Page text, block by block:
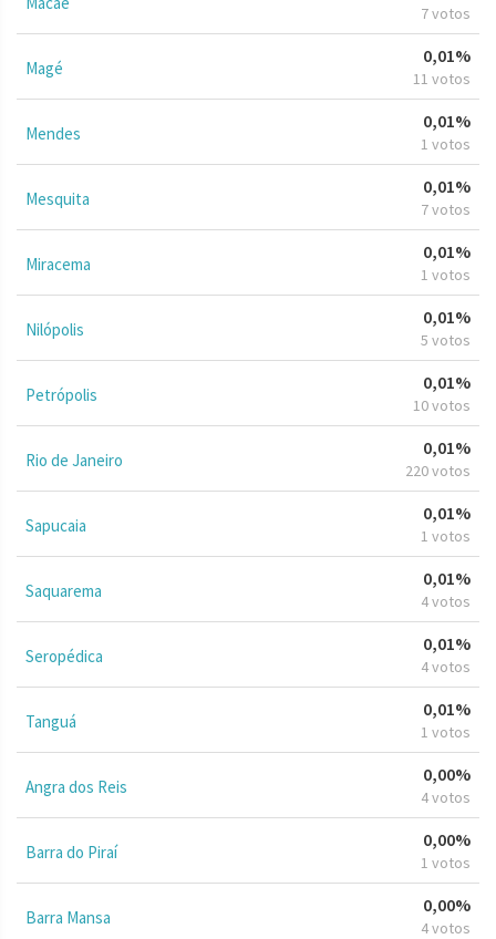
7 votos
Magé
0,01%
11 votos
Mendes
0,01%
1 votos
Mesquita
0,01%
7 votos
Miracema
0,01%
1 votos
Nilópolis
0,01%
5 votos
Petrópolis
0,01%
10 votos
Rio de Janeiro
0,01%
220 votos
Sapucaia
0,01%
1 votos
Saquarema
0,01%
4 votos
Seropédica
0,01%
4 votos
Tanguá
0,01%
1 votos
Angra dos Reis
0,00%
4 votos
Barra do Piraí
0,00%
1 votos
Barra Mansa
0,00%
4 votos